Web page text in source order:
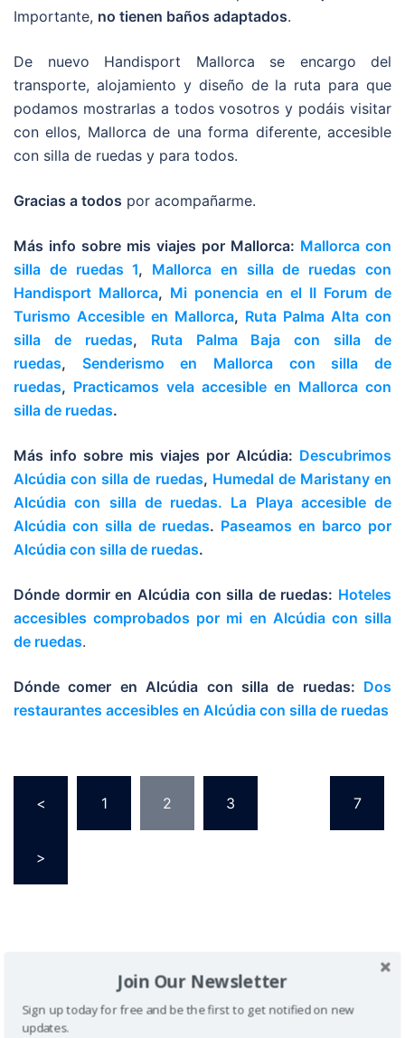
Importante, no tienen baños adaptados.
De nuevo Handisport Mallorca se encargo del
transporte, alojamiento y diseño de la ruta para que
podamos mostrarlas a todos vosotros y podáis visitar
con ellos, Mallorca de una forma diferente, accesible
con silla de ruedas y para todos.
Gracias a todos por acompañarme.
Más info sobre mis viajes por Mallorca: Mallorca con
silla de ruedas 1, Mallorca en silla de ruedas con
Handisport Mallorca, Mi ponencia en el II Forum de
Turismo Accesible en Mallorca, Ruta Palma Alta con
silla de ruedas, Ruta Palma Baja con silla de
ruedas, Senderismo en Mallorca con silla de
ruedas, Practicamos vela accesible en Mallorca con
silla de ruedas.
Más info sobre mis viajes por Alcúdia: Descubrimos
Alcúdia con silla de ruedas, Humedal de Maristany en
Alcúdia con silla de ruedas. La Playa accesible de
Alcúdia con silla de ruedas. Paseamos en barco por
Alcúdia con silla de ruedas.
Dónde dormir en Alcúdia con silla de ruedas: Hoteles
accesibles comprobados por mi en Alcúdia con silla
de ruedas.
Dónde comer en Alcúdia con silla de ruedas: Dos
restaurantes accesibles en Alcúdia con silla de ruedas
< 1 2 3 7
>
Join Our Newsletter
Sign up today for free and be the first to get notified on new
updates.